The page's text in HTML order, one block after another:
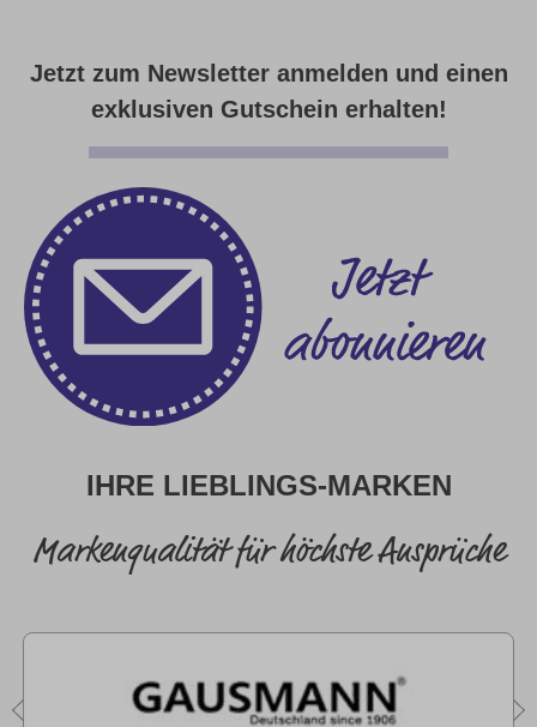
Jetzt zum Newsletter anmelden und einen
exklusiven Gutschein erhalten!
IHRE LIEBLINGS-MARKEN
Markenqualität für höchste Ansprüche